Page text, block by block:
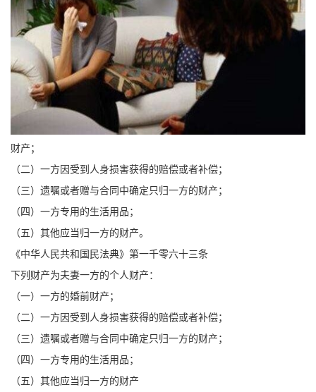
财产；
（二）一方因受到人身损害获得的赔偿或者补偿；
（三）遗嘱或者赠与合同中确定只归一方的财产；
（四）一方专用的生活用品；
（五）其他应当归一方的财产。
《中华人民共和国民法典》第一千零六十三条
下列财产为夫妻一方的个人财产：
（一）一方的婚前财产；
（二）一方因受到人身损害获得的赔偿或者补偿；
（三）遗嘱或者赠与合同中确定只归一方的财产；
（四）一方专用的生活用品；
（五）其他应当归一方的财产